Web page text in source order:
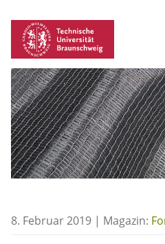
8. Februar 2019 | Magazin: